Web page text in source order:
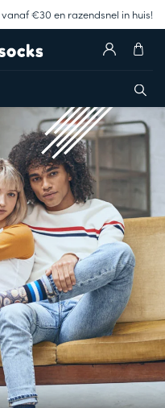
vanaf €30 en razendsnel in huis!